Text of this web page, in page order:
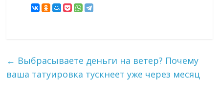
← Выбрасываете деньги на ветер? Почему
ваша татуировка тускнеет уже через месяц